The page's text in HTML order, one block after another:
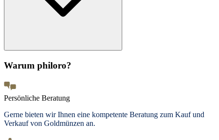
Warum philoro?
Persönliche Beratung
Gerne bieten wir Ihnen eine kompetente Beratung zum Kauf und
Verkauf von Goldmünzen an.